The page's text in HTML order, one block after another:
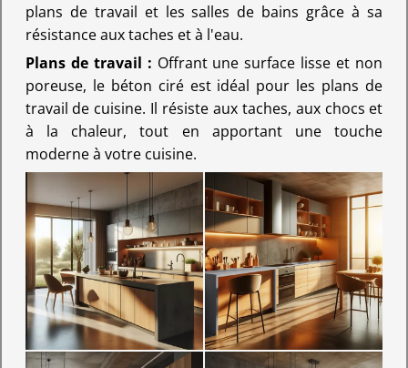
plans de travail et les salles de bains grâce à sa
résistance aux taches et à l'eau.
Plans de travail : Offrant une surface lisse et non
poreuse, le béton ciré est idéal pour les plans de
travail de cuisine. Il résiste aux taches, aux chocs et
à la chaleur, tout en apportant une touche
moderne à votre cuisine.